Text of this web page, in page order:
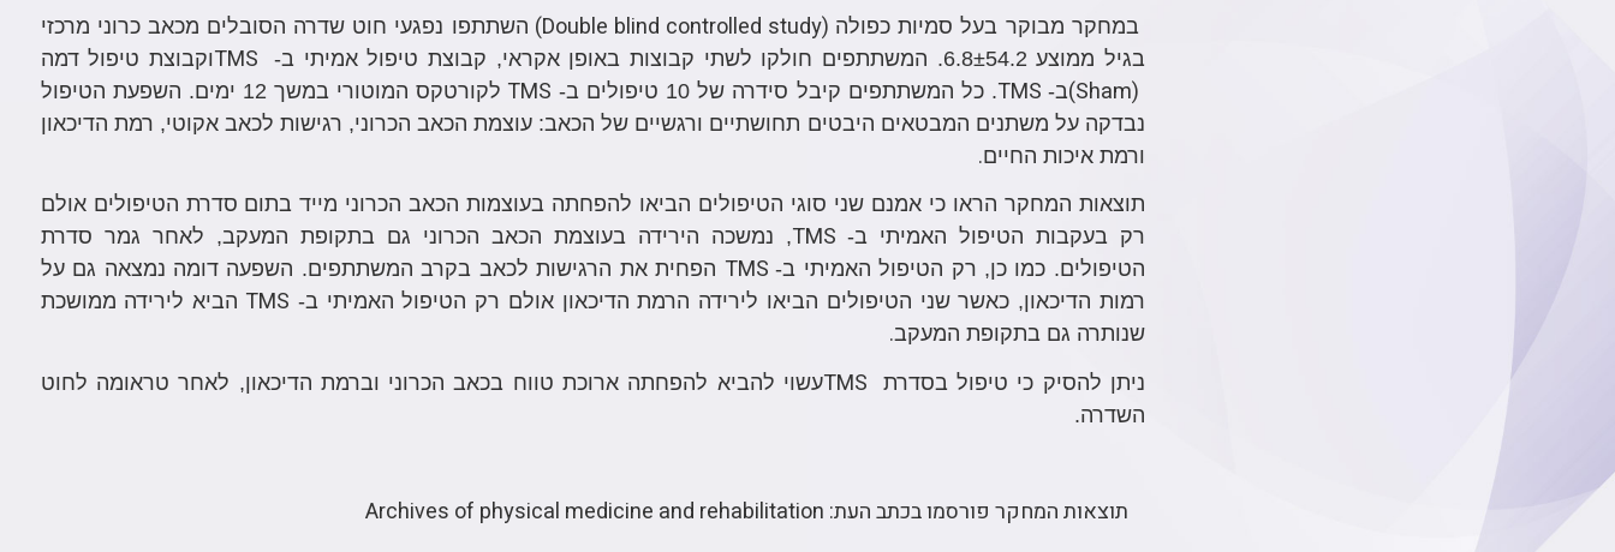
במחקר מבוקר בעל סמיות כפולה (Double blind controlled study) השתתפו נפגעי חוט שדרה הסובלים מכאב כרוני מרכזי
בגיל ממוצע 6.8±54.2. המשתתפים חולקו לשתי קבוצות באופן אקראי, קבוצת טיפול אמיתי ב-
TMSוקבוצת טיפול דמה
(Sham)ב- TMS. כל המשתתפים קיבל סידרה של 10 טיפולים ב- TMS
לקורטקס המוטורי במשך 12 ימים. השפעת הטיפול
נבדקה על משתנים המבטאים היבטים תחושתיים ורגשיים של הכאב: עוצמת הכאב הכרוני, רגישות לכאב אקוטי, רמת הדיכאון
ורמת איכות החיים.
תוצאות המחקר הראו כי אמנם שני סוגי הטיפולים הביאו להפחתה בעוצמות הכאב הכרוני מייד בתום סדרת הטיפולים אולם
רק בעקבות הטיפול האמיתי ב- TMS, נמשכה הירידה בעוצמת הכאב הכרוני גם בתקופת המעקב, לאחר גמר סדרת
הטיפולים. כמו כן, רק הטיפול האמיתי ב- TMS הפחית את הרגישות לכאב בקרב המשתתפים. השפעה דומה נמצאה גם על
רמות הדיכאון, כאשר שני הטיפולים הביאו לירידה הרמת הדיכאון אולם רק הטיפול האמיתי ב- TMS הביא לירידה ממושכת
שנותרה גם בתקופת המעקב.
ניתן להסיק כי טיפול בסדרת TMSעשוי להביא להפחתה ארוכת טווח בכאב הכרוני וברמת הדיכאון, לאחר טראומה לחוט
השדרה.
תוצאות המחקר פורסמו בכתב העת: Archives of physical medicine and rehabilitation